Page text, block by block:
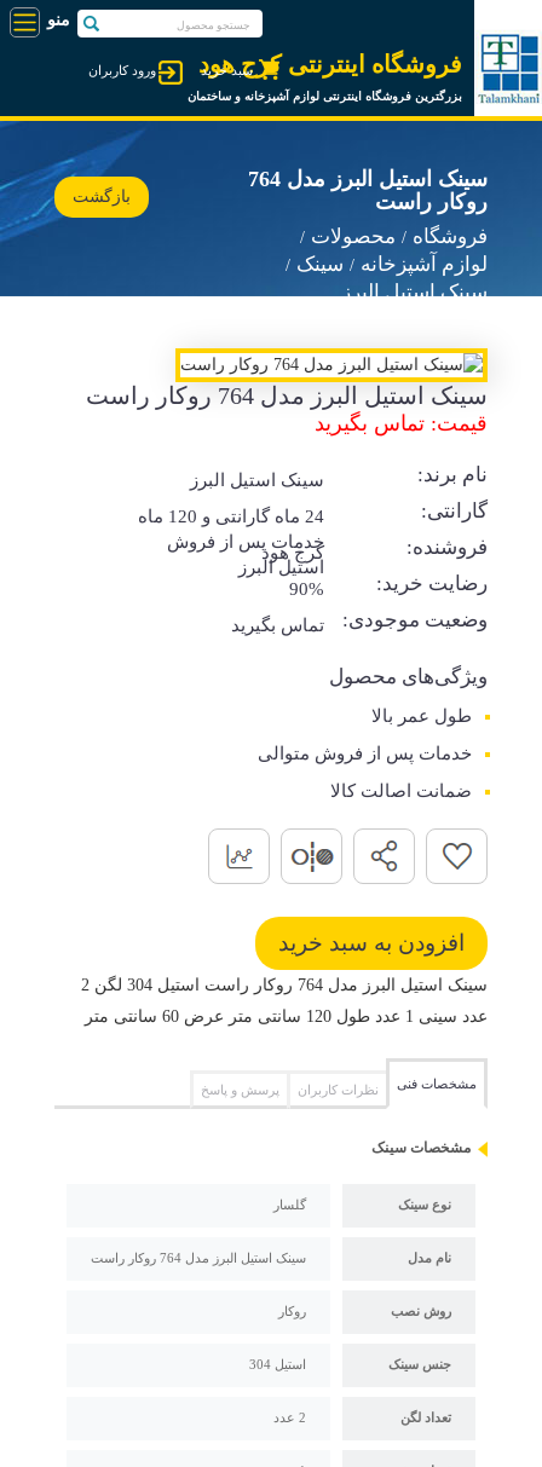
فروشگاه اینترنتی کرج هود
بزرگترین فروشگاه اینترنتی لوازم آشپزخانه و ساختمان
ورود کاربران سبد خرید
سینک استیل البرز مدل 764
روکار راست
فروشگاه
محصولات
لوازم آشپزخانه
سینک
سینک استیل البرز
بازگشت
سینک استیل البرز مدل 764 روکار راست
قیمت: تماس بگیرید
نام برند: سینک استیل البرز
گارانتی:
24 ماه گارانتی و 120 ماه
خدمات پس از فروش
استیل البرز
فروشنده: کرج هود
رضایت خرید: 90%
وضعیت موجودی: تماس بگیرید
ویژگی‌های محصول
طول عمر بالا
خدمات پس از فروش متوالی
ضمانت اصالت کالا
سینک استیل البرز مدل 764 روکار راست استیل 304 لگن 2
عدد سینی 1 عدد طول 120 سانتی متر عرض 60 سانتی متر
مشخصات فنی نظرات کاربران پرسش و پاسخ
مشخصات سینک
نوع سینک گلسار
نام مدل سینک استیل البرز مدل 764 روکار راست
روش نصب روکار
جنس سینک استیل 304
تعداد لگن 2 عدد